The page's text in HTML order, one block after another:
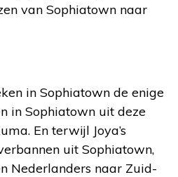
van Sophiatown naar
in Sophiatown de enige
in Sophiatown uit deze
En terwijl Joya’s
uit Sophiatown,
Nederlanders naar Zuid-